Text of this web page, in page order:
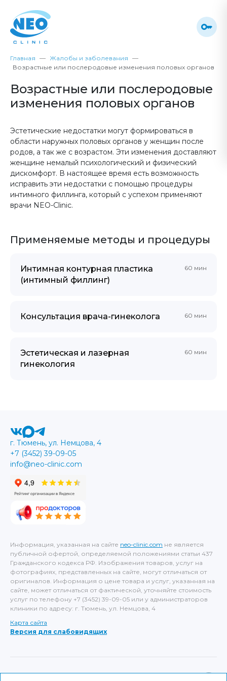
Главная
Жалобы и заболевания
Возрастные или послеродовые изменения половых органов
Возрастные или послеродовые
изменения половых органов
Эстетические недостатки могут формироваться в
области наружных половых органов у женщин после
родов, а так же с возрастом. Эти изменения доставляют
женщине немалый психологический и физический
дискомфорт. В настоящее время есть возможность
исправить эти недостатки с помощью процедуры
интимного филлинга, который с успехом применяют
врачи NEO-Clinic.
Применяемые методы и процедуры
Интимная контурная пластика
(интимный филлинг)
60 мин
Консультация врача-гинеколога 60 мин
Эстетическая и лазерная
гинекология
60 мин
Информация, указанная на сайте neo-clinic.com не является
публичной офертой, определяемой положениями статьи 437
Гражданского кодекса РФ. Изображения товаров, услуг на
фотографиях, представленных на сайте, могут отличаться от
оригиналов. Информация о цене товара и услуг, указанная на
сайте, может отличаться от фактической, уточняйте стоимость
услуг по телефону +7 (3452) 39-09-05 или у администраторов
клиники по адресу: г. Тюмень, ул. Немцова, 4
Карта сайта
Версия для слабовидящих
г. Тюмень, ул. Немцова, 4
+7 (3452) 39-09-05
info@neo-clinic.com